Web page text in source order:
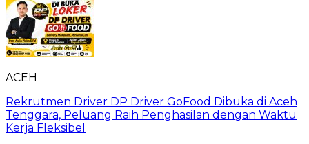
ACEH
Rekrutmen Driver DP Driver GoFood Dibuka di Aceh
Tenggara, Peluang Raih Penghasilan dengan Waktu
Kerja Fleksibel